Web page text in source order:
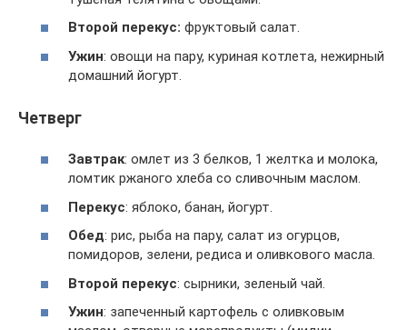
Второй перекус: фруктовый салат.
Ужин: овощи на пару, куриная котлета, нежирный
домашний йогурт.
Четверг
Завтрак: омлет из 3 белков, 1 желтка и молока,
ломтик ржаного хлеба со сливочным маслом.
Перекус: яблоко, банан, йогурт.
Обед: рис, рыба на пару, салат из огурцов,
помидоров, зелени, редиса и оливкового масла.
Второй перекус: сырники, зеленый чай.
Ужин: запеченный картофель с оливковым